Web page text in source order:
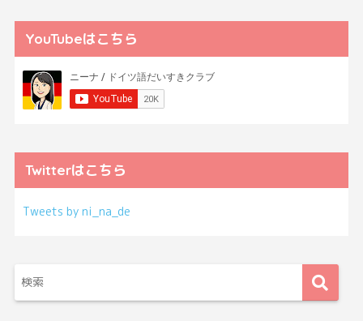
YouTubeはこちら
Twitterはこちら
Tweets by ni_na_de